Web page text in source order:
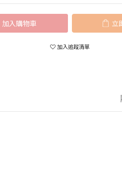
加入購物車 立
加入追蹤清單